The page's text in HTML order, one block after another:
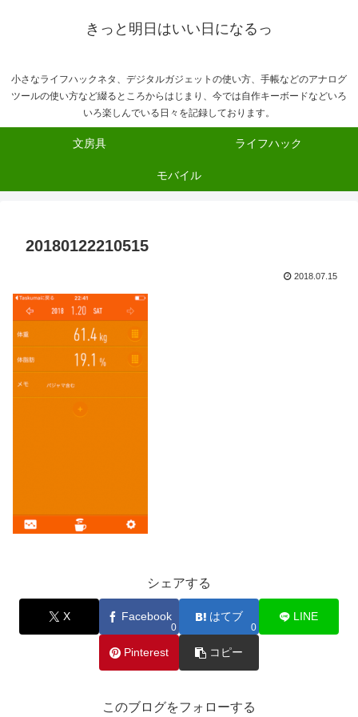
きっと明日はいい日になるっ
小さなライフハックネタ、デジタルガジェットの使い方、手帳などのアナログ
ツールの使い方など綴るところからはじまり、今では自作キーボードなどいろ
いろ楽しんでいる日々を記録しております。
文房具 ライフハック
モバイル
20180122210515
2018.07.15
シェアする
X Facebook
0
はてブ
0
LINE
Pinterest コピー
このブログをフォローする